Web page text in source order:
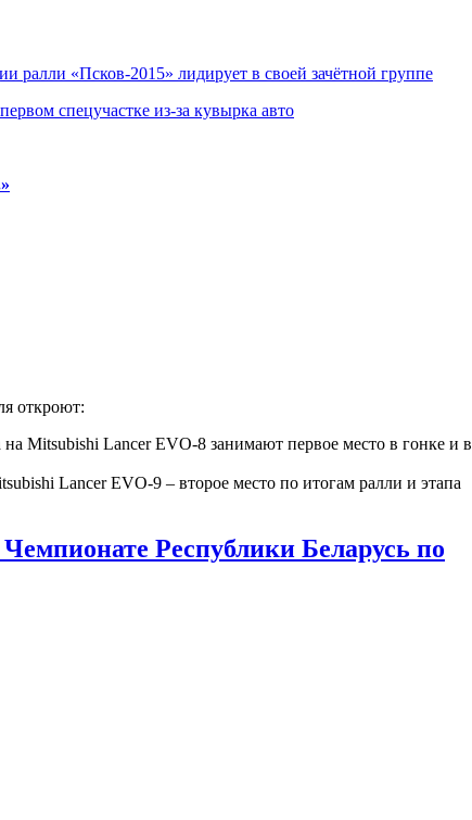
ралли «Псков-2015» лидирует в своей зачётной группе
спецучастке из-за кувырка авто
откроют:
Mitsubishi Lancer EVO-8 занимают первое место в гонке и в
Lancer EVO-9 – второе место по итогам ралли и этапа
Республики Беларусь по